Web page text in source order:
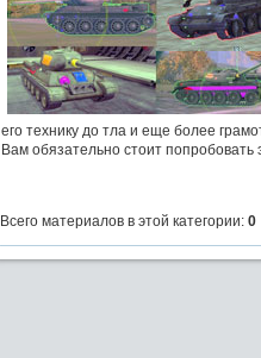
его технику до тла и еще более
Вам обязательно стоит попробовать
Всего материалов в этой категории: 0